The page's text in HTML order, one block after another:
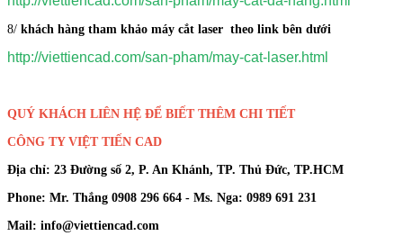
8/ khách hàng tham khảo máy cắt laser theo link bên dưới
http://viettiencad.com/san-pham/may-cat-laser.html
QUÝ KHÁCH LIÊN HỆ ĐỂ BIẾT THÊM CHI TIẾT
CÔNG TY VIỆT TIẾN CAD
Địa chỉ: 23 Đường số 2, P. An Khánh, TP. Thủ Đức, TP.HCM
Phone: Mr. Thắng 0908 296 664 - Ms. Nga: 0989 691 231
Mail: info@viettiencad.com